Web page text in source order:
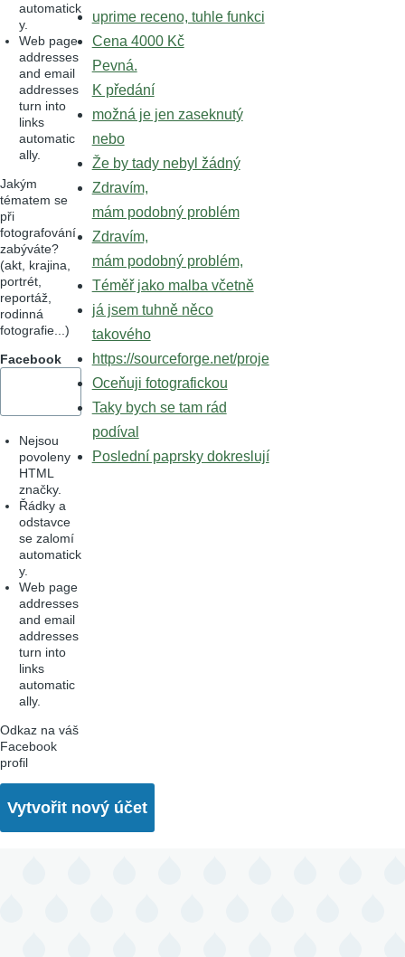
automatick
y.
Web page
addresses
and email
addresses
turn into
links
automatic
ally.
Jakým
tématem se
při
fotografování
zabýváte?
(akt, krajina,
portrét,
reportáž,
rodinná
fotografie...)
Facebook
Nejsou
povoleny
HTML
značky.
Řádky a
odstavce
se zalomí
automatick
y.
Web page
addresses
and email
addresses
turn into
links
automatic
ally.
Odkaz na váš
Facebook
profil
uprime receno, tuhle funkci
Cena 4000 Kč
Pevná.
K předání
možná je jen zaseknutý
nebo
Že by tady nebyl žádný
Zdravím,
mám podobný problém
Zdravím,
mám podobný problém,
Téměř jako malba včetně
já jsem tuhně něco
takového
https://sourceforge.net/proje
Oceňuji fotografickou
Taky bych se tam rád
podíval
Poslední paprsky dokreslují